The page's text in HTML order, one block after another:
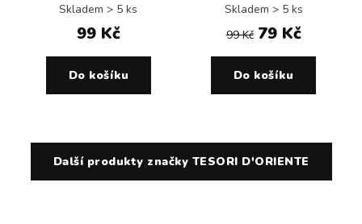
Skladem > 5 ks
99 Kč
Do košíku
Skladem > 5 ks
99 Kč 79 Kč
Do košíku
Další produkty značky TESORI D'ORIENTE